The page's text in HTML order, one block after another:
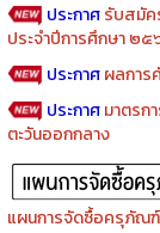
ประกาศรับสมัค
ประจำปีการศึกษา ๒
ประกาศผลการ
ประกาศมาตรก
ตะวันออกกลาง
แผนการจัดซื้อครุภัณ